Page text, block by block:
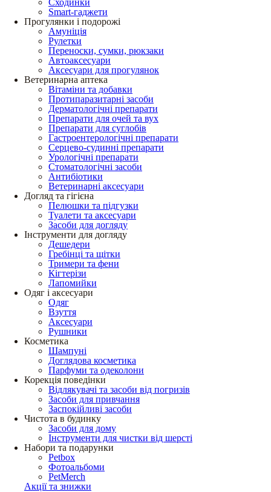
Сходинки
Smart-гаджети
Прогулянки і подорожі
Амуніція
Рулетки
Переноски, сумки, рюкзаки
Автоаксесуари
Аксесуари для прогулянок
Ветеринарна аптека
Вітаміни та добавки
Протипаразитарні засоби
Дерматологічні препарати
Препарати для очей та вух
Препарати для суглобів
Гастроентерологічні препарати
Серцево-судинні препарати
Урологічні препарати
Стоматологічні засоби
Антибіотики
Ветеринарні аксесуари
Догляд та гігієна
Пелюшки та підгузки
Туалети та аксесуари
Засоби для догляду
Інструменти для догляду
Дешедери
Гребінці та щітки
Тримери та фени
Кігтерізи
Лапомийки
Одяг і аксесуари
Одяг
Взуття
Аксесуари
Рушники
Косметика
Шампуні
Доглядова косметика
Парфуми та одеколони
Корекція поведінки
Відлякувачі та засоби від погризів
Засоби для привчання
Заспокійливі засоби
Чистота в будинку
Засоби для дому
Інструменти для чистки від шерсті
Набори та подарунки
Petbox
Фотоальбоми
PetMerch
Акції та знижки